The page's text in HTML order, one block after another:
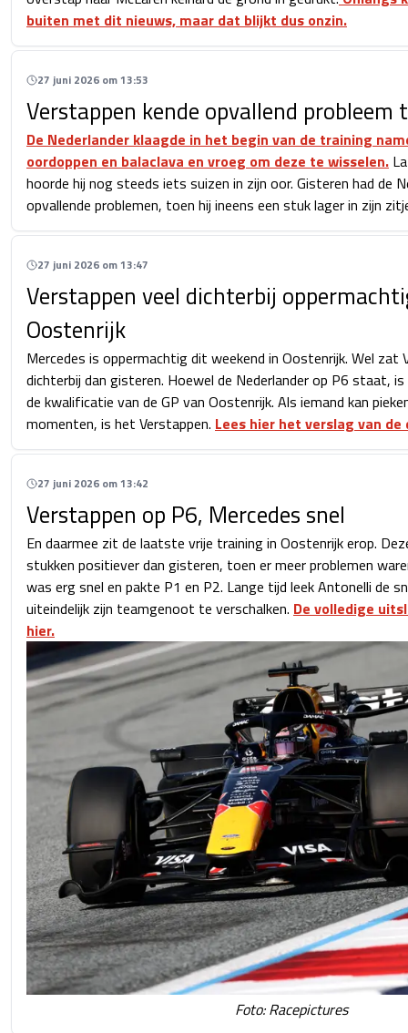
buiten met dit nieuws, maar dat blijkt dus onzin.
27 juni 2026 om 13:53
Verstappen kende opvallend probleem
De Nederlander klaagde in het begin van de training
oordoppen en balaclava en vroeg om deze te wisselen.
hoorde hij nog steeds iets suizen in zijn oor. Gisteren had de
opvallende problemen, toen hij ineens een stuk lager in zijn
27 juni 2026 om 13:47
Verstappen veel dichterbij
Oostenrijk
Mercedes is oppermachtig dit weekend in Oostenrijk. Wel zat
dichterbij dan gisteren. Hoewel de Nederlander op P6 staat,
de kwalificatie van de GP van Oostenrijk. Als iemand kan
momenten, is het Verstappen. Lees hier het verslag van
27 juni 2026 om 13:42
Verstappen op P6, Mercedes snel
En daarmee zit de laatste vrije training in Oostenrijk erop.
stukken positiever dan gisteren, toen er meer problemen
was erg snel en pakte P1 en P2. Lange tijd leek Antonelli de
uiteindelijk zijn teamgenoot te verschalken. De volledige
hier.
Foto: Racepictures